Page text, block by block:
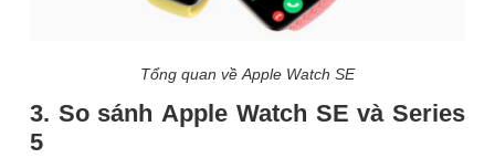
Tổng quan về Apple Watch SE
3. So sánh Apple Watch SE và Series
5